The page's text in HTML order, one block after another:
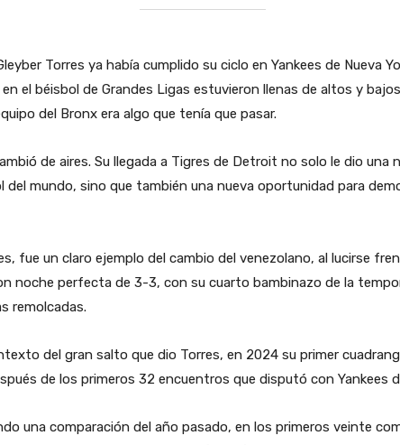
Torres ya había cumplido su ciclo en Yankees de Nueva
el béisbol de Grandes Ligas estuvieron llenas de altos y
del Bronx era algo que tenía que pasar.
de aires. Su llegada a Tigres de Detroit no solo le dio una
del mundo, sino que también una nueva oportunidad para
fue un claro ejemplo del cambio del venezolano, al lucirse
noche perfecta de 3-3, con su cuarto bambinazo de la
remolcadas.
del gran salto que dio Torres, en 2024 su primer
de los primeros 32 encuentros que disputó con Yankees
una comparación del año pasado, en los primeros veinte